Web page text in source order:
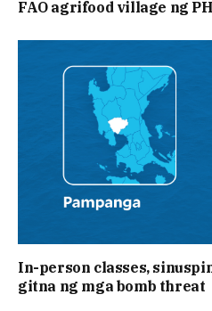
FAO agrifood village ng PH
In-person classes,
gitna ng mga bomb threat